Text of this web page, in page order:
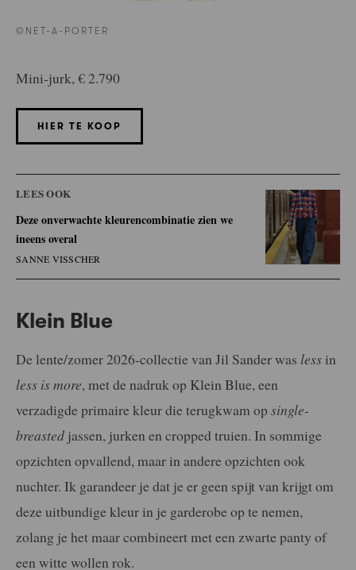
©NET-A-PORTER
Mini-jurk, € 2.790
HIER TE KOOP
LEES OOK
Deze onverwachte kleurencombinatie zien we
ineens overal
SANNE VISSCHER
Klein Blue
De lente/zomer 2026-collectie van Jil Sander was less in
less is more, met de nadruk op Klein Blue, een
verzadigde primaire kleur die terugkwam op single-
breasted jassen, jurken en cropped truien. In sommige
opzichten opvallend, maar in andere opzichten ook
nuchter. Ik garandeer je dat je er geen spijt van krijgt om
deze uitbundige kleur in je garderobe op te nemen,
zolang je het maar combineert met een zwarte panty of
een witte wollen rok.